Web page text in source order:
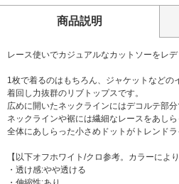
商品説明
レース使いでカジュアルなカットソーをレデ
1枚で着るのはもちろん、ジャケットなどの
着回し力抜群のリブトップスです。
広めに開いたネックラインにはデコルテ部分
ネックラインや裾には繊細なレースをあし
全体にあしらった小さめドットがトレンドラ
【以下オフホワイト/クロ参考。カラーによ
・透け感:やや透ける